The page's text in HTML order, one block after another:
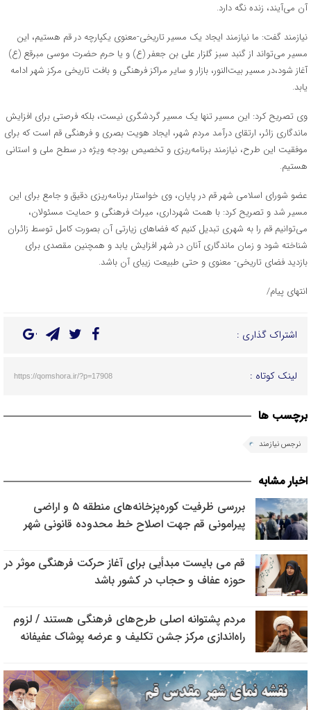
آن می‌آیند، زنده نگه دارد.
نیازمند گفت: ما نیازمند ایجاد یک مسیر تاریخی-معنوی یکپارچه در قم هستیم، این
مسیر می‌تواند از گنبد سبز گلزار علی بن جعفر (ع) و یا حرم حضرت موسی مبرقع (ع)
آغاز شود،در مسیر بیت‌النور، بازار و سایر مراکز فرهنگی و بافت تاریخی مرکز شهر ادامه
یابد.
وی تصریح کرد: این مسیر تنها یک مسیر گردشگری نیست، بلکه فرصتی برای افزایش
ماندگاری زائر، ارتقای درآمد مردم شهر، ایجاد هویت بصری و فرهنگی قم است که برای
موفقیت این طرح، نیازمند برنامه‌ریزی و تخصیص بودجه ویژه در سطح ملی و استانی
هستیم.
عضو شورای اسلامی شهر قم در پایان، وی خواستار برنامه‌ریزی دقیق و جامع برای این
مسیر شد و تصریح کرد: با همت شهرداری، میراث فرهنگی و حمایت مسئولان،
می‌توانیم قم را به شهری تبدیل کنیم که فضاهای زیارتی آن بصورت کامل توسط زائران
شناخته شود و زمان ماندگاری آنان در شهر افزایش یابد و همچنین مقصدی برای
بازدید فضای تاریخی- معنوی و حتی طبیعت زیبای آن باشد.
انتهای پیام/
اشتراک گذاری :
لینک کوتاه : https://qomshora.ir/?p=17908
برچسب ها
نرجس نیازمند
اخبار مشابه
بررسی ظرفیت کوره‌پزخانه‌های منطقه ۵ و اراضی
پیرامونی قم جهت اصلاح خط محدوده قانونی شهر
قم می بایست مبدأیی برای آغاز حرکت فرهنگی موثر در
حوزه عفاف و حجاب در کشور باشد
مردم پشتوانه اصلی طرح‌های فرهنگی هستند / لزوم
راه‌اندازی مرکز جشن تکلیف و عرضه پوشاک عفیفانه